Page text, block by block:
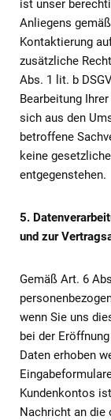
ist unser
Anliegens
Kontaktierung
zusätzliche
Abs. 1 lit. b
Bearbeitung
sich aus den
betroffene
keine
entgegenstehen.
5.
und zur
Gemäß Art. 6
wenn Sie uns
bei der
Daten erhoben
Kundenkontos
Nachricht an die